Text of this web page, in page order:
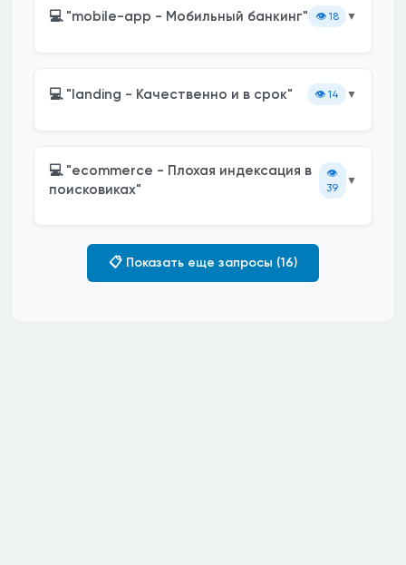
💻 "mobile-app - Мобильный банкинг" 👁️ 18 ▼
💻 "landing - Качественно и в срок" 👁️ 14 ▼
💻 "ecommerce - Плохая индексация в
поисковиках"
👁️
39
▼
📋 Показать еще запросы (16)